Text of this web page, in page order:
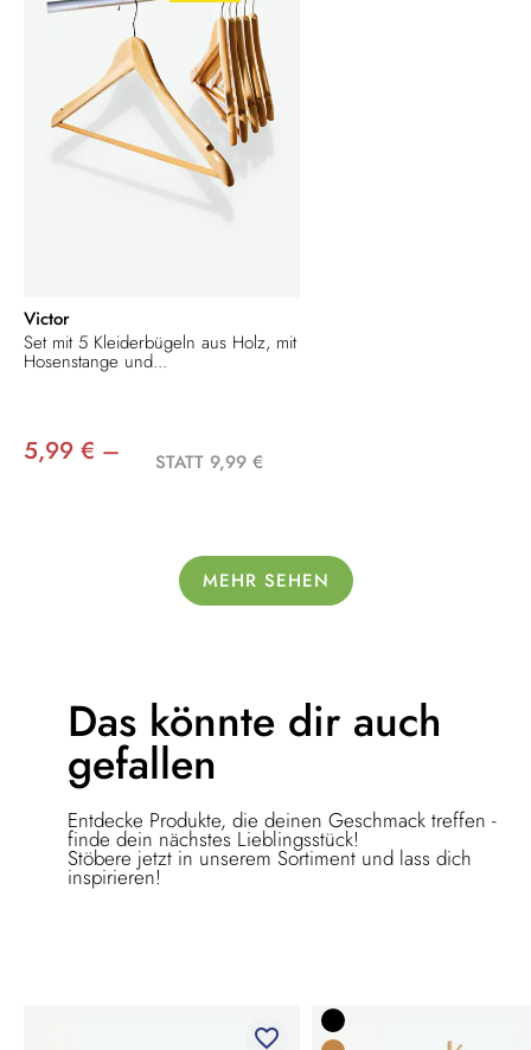
Victor
Set mit 5 Kleiderbügeln aus Holz, mit
Hosenstange und...
5,99 € – STATT 9,99 €
MEHR SEHEN
Das könnte dir auch
gefallen
Entdecke Produkte, die deinen Geschmack treffen -
finde dein nächstes Lieblingsstück!
Stöbere jetzt in unserem Sortiment und lass dich
inspirieren!
favorite_border